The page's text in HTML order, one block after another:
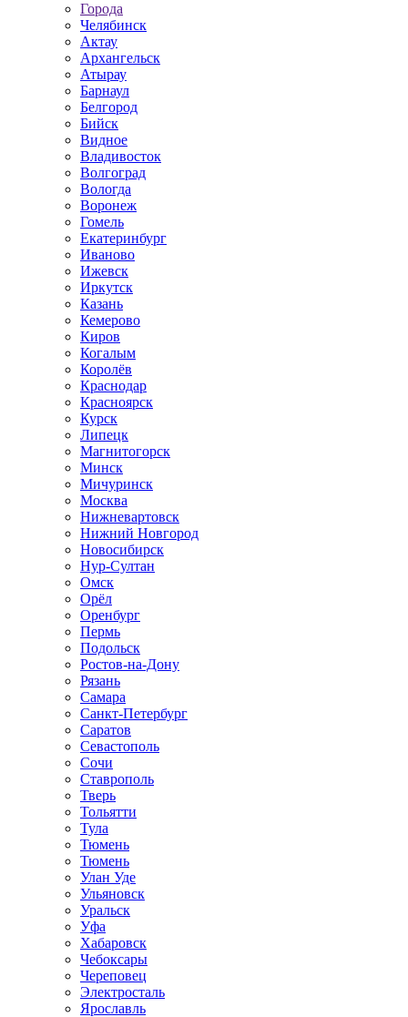
Города
Челябинск
Актау
Архангельск
Атырау
Барнаул
Белгород
Бийск
Видное
Владивосток
Волгоград
Вологда
Воронеж
Гомель
Екатеринбург
Иваново
Ижевск
Иркутск
Казань
Кемерово
Киров
Когалым
Королёв
Краснодар
Красноярск
Курск
Липецк
Магнитогорск
Минск
Мичуринск
Москва
Нижневартовск
Нижний Новгород
Новосибирск
Нур-Султан
Омск
Орёл
Оренбург
Пермь
Подольск
Ростов-на-Дону
Рязань
Самара
Санкт-Петербург
Саратов
Севастополь
Сочи
Ставрополь
Тверь
Тольятти
Тула
Тюмень
Тюмень
Улан Уде
Ульяновск
Уральск
Уфа
Хабаровск
Чебоксары
Череповец
Электросталь
Ярославль